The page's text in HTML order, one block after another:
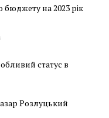
на 2023 рік
статус в
Розлуцький